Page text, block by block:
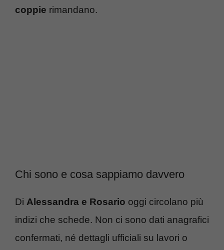
coppie rimandano.
Chi sono e cosa sappiamo davvero
Di Alessandra e Rosario oggi circolano più
indizi che schede. Non ci sono dati anagrafici
confermati, né dettagli ufficiali su lavori o